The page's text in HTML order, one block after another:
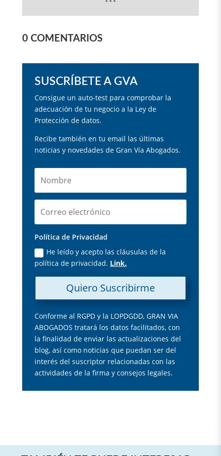
0 COMENTARIOS
SUSCRÍBETE A GVA
Consigue un auto-test para comprobar la
adecuación de tu negocio a la Ley de
Protección de datos.
Recibe también en tu email las últimas
noticias y novedades de Gran Vía Abogados.
Política de Privacidad
He leído y acepto las cláusulas de la
política de privacidad. Link.
Quiero Suscribirme
Conforme al RGPD y la LOPDGDD, GRAN VIA
ABOGADOS tratará los datos facilitados, con
la finalidad de enviar las actualizaciones del
blog, así como noticias que puedan ser del
interés del suscriptor relacionadas con las
actividades de la firma y consejos legales.